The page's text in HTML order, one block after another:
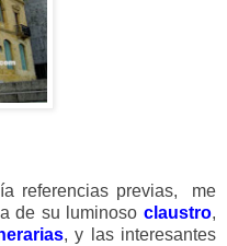
referencias previas, me
de su luminoso claustro,
, y las interesantes